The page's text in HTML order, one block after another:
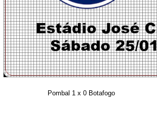
Pombal 1 x 0 Botafogo